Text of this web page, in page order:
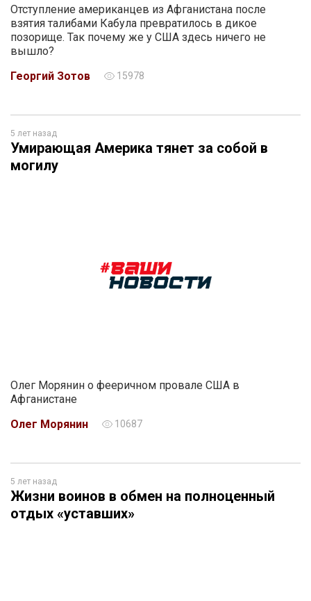
Отступление американцев из Афганистана после
взятия талибами Кабула превратилось в дикое
позорище. Так почему же у США здесь ничего не
вышло?
Георгий Зотов
15978
5 лет назад
Умирающая Америка тянет за собой в
могилу
Олег Морянин о фееричном провале США в
Афганистане
Олег Морянин
10687
5 лет назад
Жизни воинов в обмен на полноценный
отдых «уставших»